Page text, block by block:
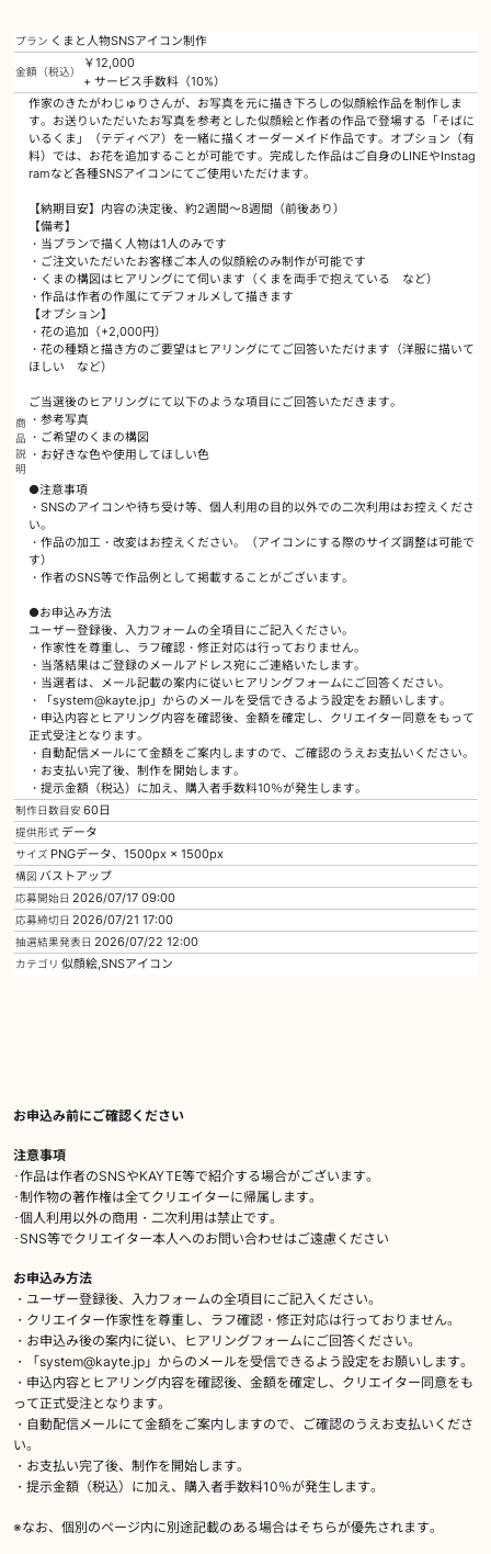
プラン くまと人物SNSアイコン制作
金額（税込）
￥12,000
+ サービス手数料（10%）
商
品
説
明
作家のきたがわじゅりさんが、お写真を元に描き下ろしの似顔絵作品を制作しま
す。お送りいただいたお写真を参考とした似顔絵と作者の作品で登場する「そばに
いるくま」（テディベア）を一緒に描くオーダーメイド作品です。オプション（有
料）では、お花を追加することが可能です。完成した作品はご自身のLINEやInstag
ramなど各種SNSアイコンにてご使用いただけます。
【納期目安】内容の決定後、約2週間～8週間（前後あり）
【備考】
・当プランで描く人物は1人のみです
・ご注文いただいたお客様ご本人の似顔絵のみ制作が可能です
・くまの構図はヒアリングにて伺います（くまを両手で抱えている など）
・作品は作者の作風にてデフォルメして描きます
【オプション】
・花の追加（+2,000円）
・花の種類と描き方のご要望はヒアリングにてご回答いただけます（洋服に描いて
ほしい など）
ご当選後のヒアリングにて以下のような項目にご回答いただきます。
・参考写真
・ご希望のくまの構図
・お好きな色や使用してほしい色
●注意事項
・SNSのアイコンや待ち受け等、個人利用の目的以外での二次利用はお控えくださ
い。
・作品の加工・改変はお控えください。（アイコンにする際のサイズ調整は可能で
す）
・作者のSNS等で作品例として掲載することがございます。
●お申込み方法
ユーザー登録後、入力フォームの全項目にご記入ください。
・作家性を尊重し、ラフ確認・修正対応は行っておりません。
・当落結果はご登録のメールアドレス宛にご連絡いたします。
・当選者は、メール記載の案内に従いヒアリングフォームにご回答ください。
・「system@kayte.jp」からのメールを受信できるよう設定をお願いします。
・申込内容とヒアリング内容を確認後、金額を確定し、クリエイター同意をもって
正式受注となります。
・自動配信メールにて金額をご案内しますので、ご確認のうえお支払いください。
・お支払い完了後、制作を開始します。
・提示金額（税込）に加え、購入者手数料10％が発生します。
制作日数目安 60日
提供形式 データ
サイズ PNGデータ、1500px × 1500px
構図 バストアップ
応募開始日 2026/07/17 09:00
応募締切日 2026/07/21 17:00
抽選結果発表日 2026/07/22 12:00
カテゴリ 似顔絵,SNSアイコン
お申込み前にご確認ください
注意事項
･作品は作者のSNSやKAYTE等で紹介する場合がございます。
･制作物の著作権は全てクリエイターに帰属します。
･個人利用以外の商用・二次利用は禁止です。
･SNS等でクリエイター本人へのお問い合わせはご遠慮ください
お申込み方法
・ユーザー登録後、入力フォームの全項目にご記入ください。
・クリエイター作家性を尊重し、ラフ確認・修正対応は行っておりません。
・お申込み後の案内に従い、ヒアリングフォームにご回答ください。
・「system@kayte.jp」からのメールを受信できるよう設定をお願いします。
・申込内容とヒアリング内容を確認後、金額を確定し、クリエイター同意をも
って正式受注となります。
・自動配信メールにて金額をご案内しますので、ご確認のうえお支払いくださ
い。
・お支払い完了後、制作を開始します。
・提示金額（税込）に加え、購入者手数料10％が発生します。
※なお、個別のページ内に別途記載のある場合はそちらが優先されます。